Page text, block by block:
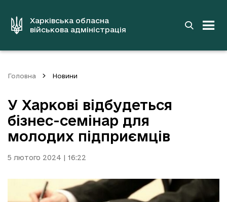
вмістуХарківська обласна
військова адміністрація
Головна Новини
У Харкові відбудеться
бізнес-семінар для
молодих підприємців
5 лютого 2024 | 16:22